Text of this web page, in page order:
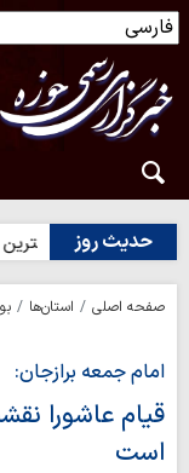
حدیث روز
حدیث روز | بهترین
صفحه اصلی استان‌ها
امام جمعه برازجان:
قیام عاشورا
است